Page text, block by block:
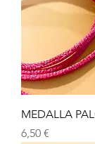
MEDALLA
Precio
6,50 €